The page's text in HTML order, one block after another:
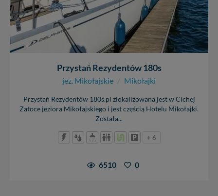
Przystań Rezydentów 180s
jez. Mikołajskie / Mikołajki
Przystań Rezydentów 180s.pl zlokalizowana jest w Cichej
Zatoce jeziora Mikołajskiego i jest częścią Hotelu Mikołajki.
Została...
+ 6
6510 0